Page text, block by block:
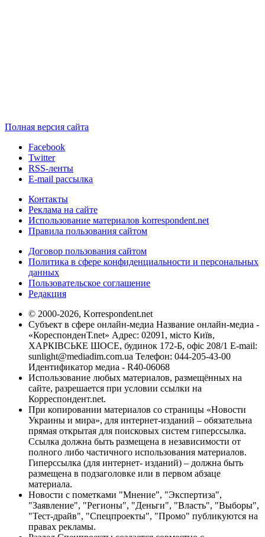
Полная версия сайта
Facebook
Twitter
RSS-ленты
E-mail рассылка
Контакты
Реклама на сайте
Использование материалов korrespondent.net
Правила пользования сайтом
Договор пользования сайтом
Политика в сфере конфиденциальности и персональных
данных
Пользовательское соглашение
Редакция
© 2000-2026, Korrespondent.net
Субъект в сфере онлайн-медиа Название онлайн-медиа -
«КореспонденТ.net» Адрес: 02091, місто Київ,
ХАРКІВСЬКЕ ШОСЕ, будинок 172-Б, офіс 208/1 E-mail:
sunlight@mediadim.com.ua Телефон: 044-205-43-00
Идентификатор медиа - R40-06068
Использование любых материалов, размещённых на
сайте, разрешается при условии ссылки на
Корреспондент.net.
При копировании материалов со страницы «Новости
Украины и мира», для интернет-изданий – обязательна
прямая открытая для поисковых систем гиперссылка.
Ссылка должна быть размещена в независимости от
полного либо частичного использования материалов.
Гиперссылка (для интернет- изданий) – должна быть
размещена в подзаголовке или в первом абзаце
материала.
Новости с пометками "Мнение", "Экспертиза",
"Заявление", "Регионы", "Деньги", "Власть", "Выборы",
"Тест-драйв", "Спецпроекты", "Промо" публикуются на
правах рекламы.